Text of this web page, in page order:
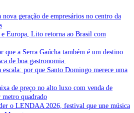
geração de empresários no centro da
e Europa, Lito retorna ao Brasil com
que a Serra Gaúcha também é um destino
de boa gastronomia
por que Santo Domingo merece uma
de preço no alto luxo com venda de
quadrado
o LENDAA 2026, festival que une música